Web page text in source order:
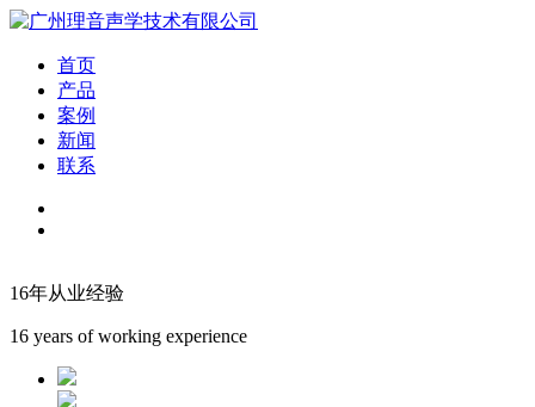
首页
产品
案例
新闻
联系
16年从业经验
16 years of working experience